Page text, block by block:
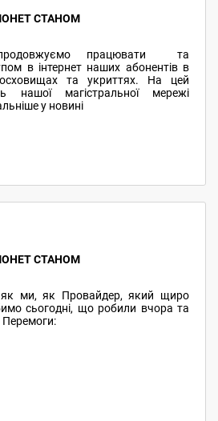
СТАНОМ
працювати та
в інтернет наших абонентів в
та укриттях. На цей
нашої магістральної мережі
у новині
СТАНОМ
як ми, як Провайдер, який щиро
сьогодні, що робили вчора та